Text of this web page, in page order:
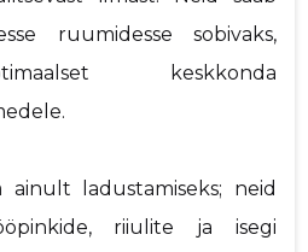
ruumidesse sobivaks,
keskkonda
ladustamiseks; neid
riiulite ja isegi